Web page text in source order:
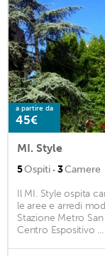
a partire da
45€
MI. Style
5Ospiti · 3Camere
Il MI. Style ospita
le aree e arredi
Stazione Metro
Centro Espositivo ...